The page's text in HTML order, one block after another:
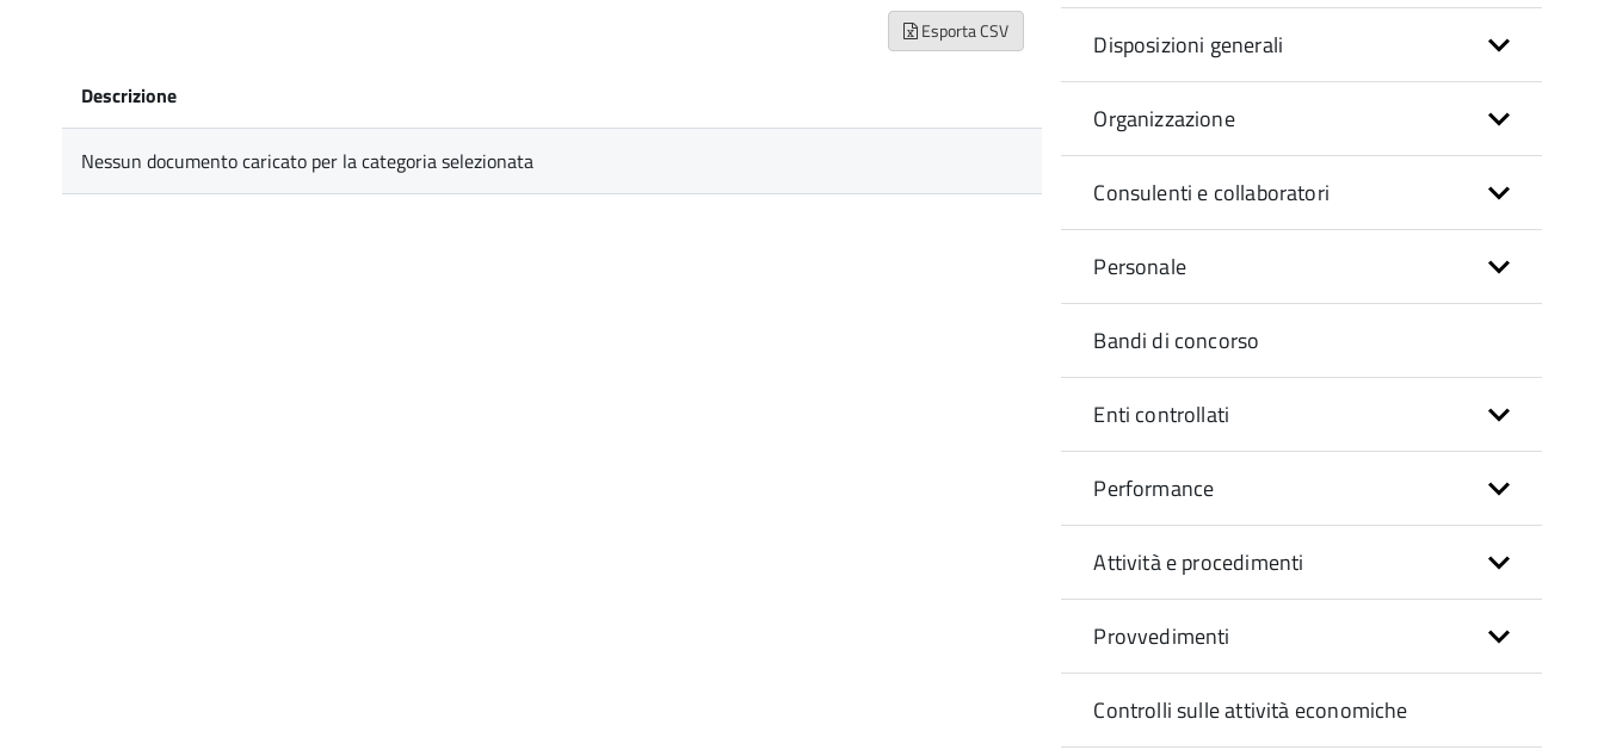
Esporta CSV
Descrizione
Nessun documento caricato per la categoria selezionata
Disposizioni generali
Organizzazione
Consulenti e collaboratori
Personale
Bandi di concorso
Enti controllati
Performance
Attività e procedimenti
Provvedimenti
Controlli sulle attività economiche